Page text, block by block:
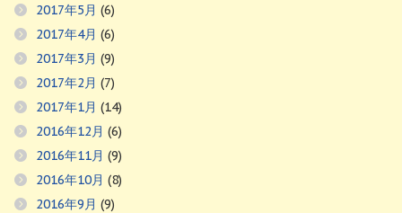
2017年5月 (6)
2017年4月 (6)
2017年3月 (9)
2017年2月 (7)
2017年1月 (14)
2016年12月 (6)
2016年11月 (9)
2016年10月 (8)
2016年9月 (9)